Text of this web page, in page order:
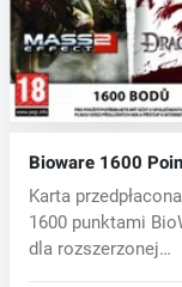
Bioware 1600
(PC) CD key
Karta
1600 punktami
dla rozszerzonej